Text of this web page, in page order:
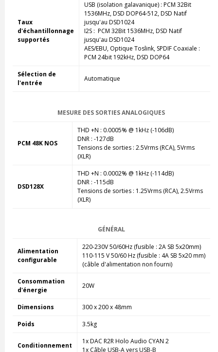
Taux
d'échantillonnage
supportés
USB (isolation galavanique) : PCM 32Bit
1536MHz, DSD DOP64-512, DSD Natif
jusqu'au DSD1024
I2S : PCM 32Bit 1536MHz, DSD Natif
jusqu'au DSD1024
AES/EBU, Optique Toslink, SPDIF Coaxiale :
PCM 24bit 192kHz, DSD DOP64
Sélection de
l'entrée
Automatique
MESURE DES SORTIES ANALOGIQUES
PCM 48K NOS
THD +N : 0.0005% @ 1kHz (-106dB)
DNR : -127dB
Tensions de sorties : 2.5Vrms (RCA), 5Vrms
(XLR)
DSD128X
THD +N : 0.0002% @ 1kHz (-114dB)
DNR : -115dB
Tensions de sorties : 1.25Vrms (RCA), 2.5Vrms
(XLR)
GÉNÉRAL
Alimentation
configurable
220-230V 50/60Hz (fusible : 2A SB 5x20mm)
110-115 V 50/60 Hz (fusible : 4A SB 5x20 mm)
(câble d'alimentation non fourni)
Consommation
d'énergie
20W
Dimensions 300 x 200 x 48mm
Poids 3.5kg
Conditionnement
1x DAC R2R Holo Audio CYAN 2
1x Câble USB-A vers USB-B